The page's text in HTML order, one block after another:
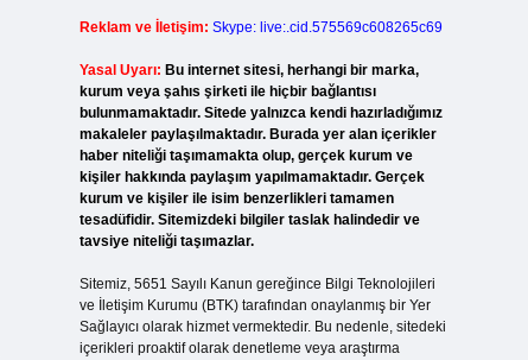
Reklam ve İletişim: Skype: live:.cid.575569c608265c69
Yasal Uyarı: Bu internet sitesi, herhangi bir marka,
kurum veya şahıs şirketi ile hiçbir bağlantısı
bulunmamaktadır. Sitede yalnızca kendi hazırladığımız
makaleler paylaşılmaktadır. Burada yer alan içerikler
haber niteliği taşımamakta olup, gerçek kurum ve
kişiler hakkında paylaşım yapılmamaktadır. Gerçek
kurum ve kişiler ile isim benzerlikleri tamamen
tesadüfidir. Sitemizdeki bilgiler taslak halindedir ve
tavsiye niteliği taşımazlar.
Sitemiz, 5651 Sayılı Kanun gereğince Bilgi Teknolojileri
ve İletişim Kurumu (BTK) tarafından onaylanmış bir Yer
Sağlayıcı olarak hizmet vermektedir. Bu nedenle, sitedeki
içerikleri proaktif olarak denetleme veya araştırma